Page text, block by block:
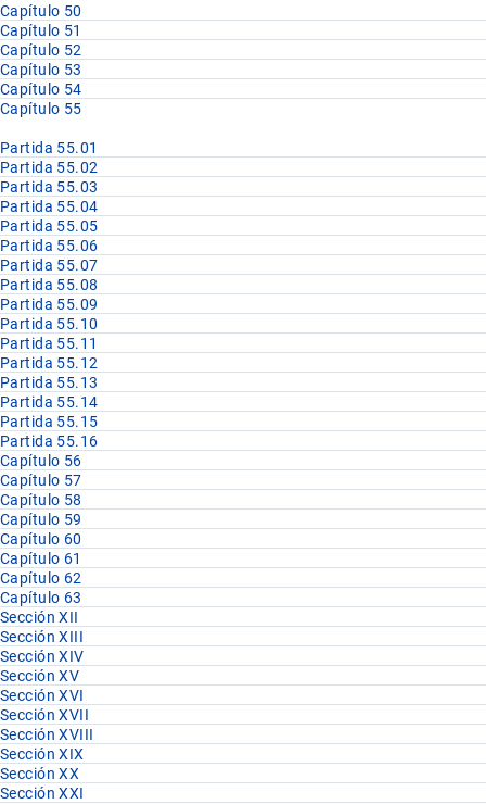
Capítulo 50
Capítulo 51
Capítulo 52
Capítulo 53
Capítulo 54
Capítulo 55
Partida 55.01
Partida 55.02
Partida 55.03
Partida 55.04
Partida 55.05
Partida 55.06
Partida 55.07
Partida 55.08
Partida 55.09
Partida 55.10
Partida 55.11
Partida 55.12
Partida 55.13
Partida 55.14
Partida 55.15
Partida 55.16
Capítulo 56
Capítulo 57
Capítulo 58
Capítulo 59
Capítulo 60
Capítulo 61
Capítulo 62
Capítulo 63
Sección XII
Sección XIII
Sección XIV
Sección XV
Sección XVI
Sección XVII
Sección XVIII
Sección XIX
Sección XX
Sección XXI